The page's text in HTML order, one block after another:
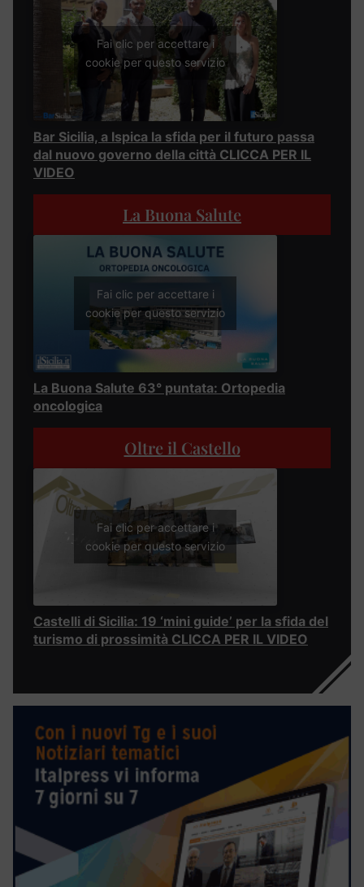
Fai clic per accettare i
cookie per questo servizio
Bar Sicilia, a Ispica la sfida per il futuro passa
dal nuovo governo della città CLICCA PER IL
VIDEO
La Buona Salute
Fai clic per accettare i
cookie per questo servizio
La Buona Salute 63° puntata: Ortopedia
oncologica
Oltre il Castello
Fai clic per accettare i
cookie per questo servizio
Castelli di Sicilia: 19 ‘mini guide’ per la sfida del
turismo di prossimità CLICCA PER IL VIDEO